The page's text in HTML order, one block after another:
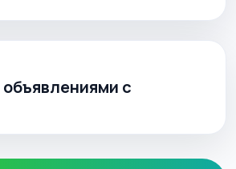
с